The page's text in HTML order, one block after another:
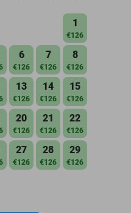
1
€126
6
€126
7
€126
8
€126
13
€126
14
€126
15
€126
20
€126
21
€126
22
€126
27
€126
28
€126
29
€126